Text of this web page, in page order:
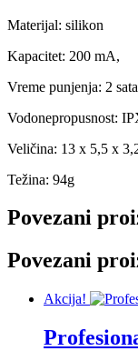
Materijal: silikon
Kapacitet: 200 mA,
Vreme punjenja: 2 sata
Vodonepropusnost:
Veličina: 13 x 5,5 x
Težina: 94g
Povezani
Povezani
Akcija!